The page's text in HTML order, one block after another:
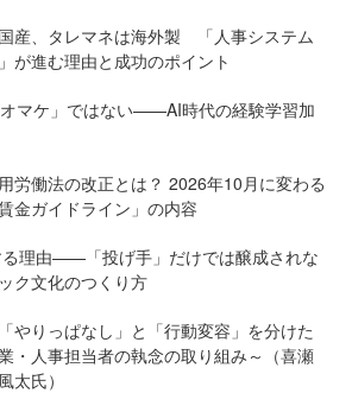
産、タレマネは海外製 「人事システム
が進む理由と成功のポイント
マケ」ではない——AI時代の経験学習加
労働法の改正とは？ 2026年10月に変わる
金ガイドライン」の内容
理由——「投げ手」だけでは醸成されな
ク文化のつくり方
やりっぱなし」と「行動変容」を分けた
・人事担当者の執念の取り組み～（喜瀬
太氏）